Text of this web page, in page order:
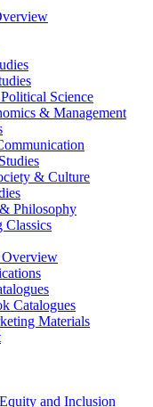
Science
& Management
& Culture
Philosophy
Classics
Overview
Catalogues
Materials
and Inclusion